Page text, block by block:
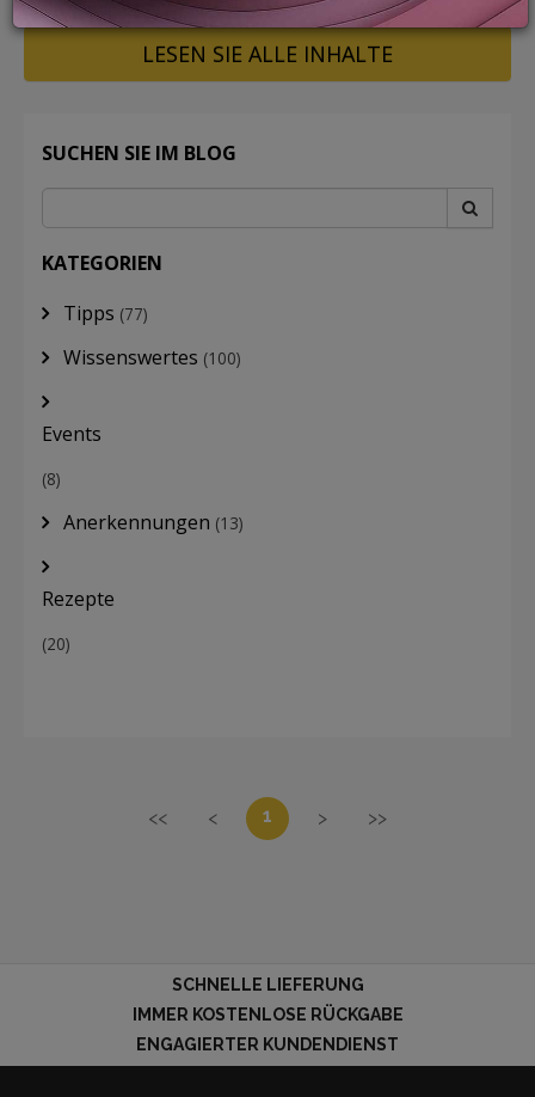
LESEN SIE ALLE INHALTE
SUCHEN SIE IM BLOG
KATEGORIEN
Tipps (77)
Wissenswertes (100)
Events
(8)
Anerkennungen (13)
Rezepte
(20)
<< < 1 > >>
SCHNELLE LIEFERUNG
IMMER KOSTENLOSE RÜCKGABE
ENGAGIERTER KUNDENDIENST